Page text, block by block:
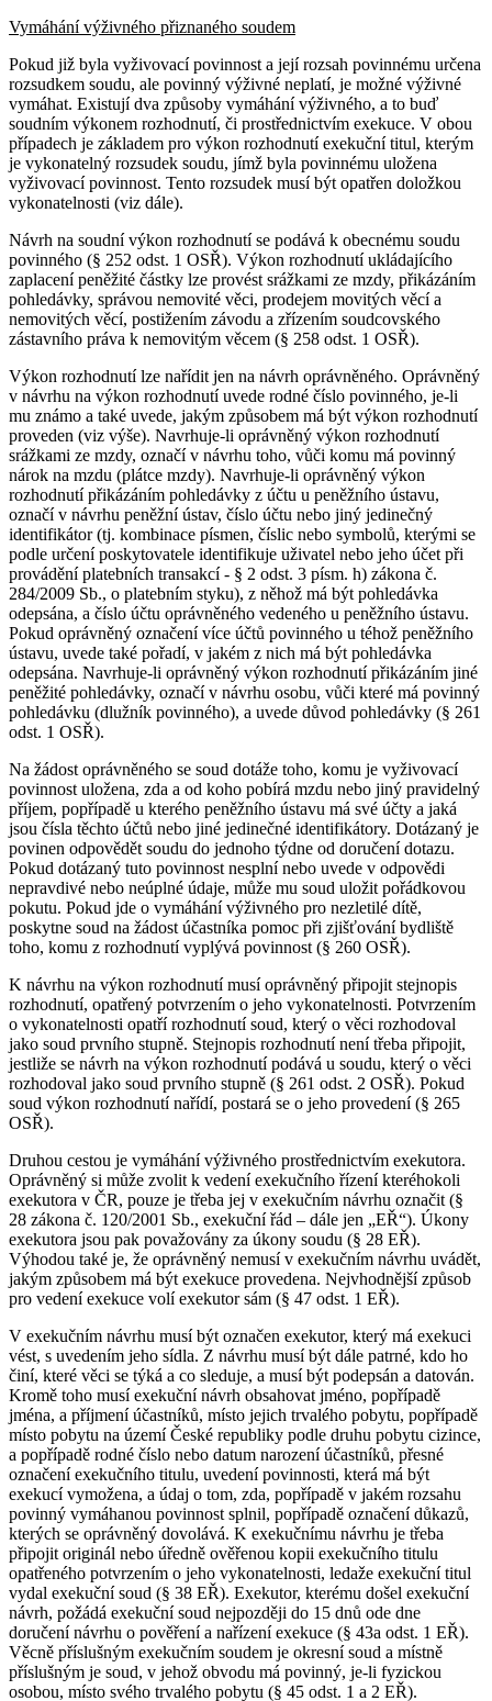
Vymáhání výživného přiznaného soudem
Pokud již byla vyživovací povinnost a její rozsah povinnému určena
rozsudkem soudu, ale povinný výživné neplatí, je možné výživné
vymáhat. Existují dva způsoby vymáhání výživného, a to buď
soudním výkonem rozhodnutí, či prostřednictvím exekuce. V obou
případech je základem pro výkon rozhodnutí exekuční titul, kterým
je vykonatelný rozsudek soudu, jímž byla povinnému uložena
vyživovací povinnost. Tento rozsudek musí být opatřen doložkou
vykonatelnosti (viz dále).
Návrh na soudní výkon rozhodnutí se podává k obecnému soudu
povinného (§ 252 odst. 1 OSŘ). Výkon rozhodnutí ukládajícího
zaplacení peněžité částky lze provést srážkami ze mzdy, přikázáním
pohledávky, správou nemovité věci, prodejem movitých věcí a
nemovitých věcí, postižením závodu a zřízením soudcovského
zástavního práva k nemovitým věcem (§ 258 odst. 1 OSŘ).
Výkon rozhodnutí lze nařídit jen na návrh oprávněného. Oprávněný
v návrhu na výkon rozhodnutí uvede rodné číslo povinného, je-li
mu známo a také uvede, jakým způsobem má být výkon rozhodnutí
proveden (viz výše). Navrhuje-li oprávněný výkon rozhodnutí
srážkami ze mzdy, označí v návrhu toho, vůči komu má povinný
nárok na mzdu (plátce mzdy). Navrhuje-li oprávněný výkon
rozhodnutí přikázáním pohledávky z účtu u peněžního ústavu,
označí v návrhu peněžní ústav, číslo účtu nebo jiný jedinečný
identifikátor (tj. kombinace písmen, číslic nebo symbolů, kterými se
podle určení poskytovatele identifikuje uživatel nebo jeho účet při
provádění platebních transakcí - § 2 odst. 3 písm. h) zákona č.
284/2009 Sb., o platebním styku), z něhož má být pohledávka
odepsána, a číslo účtu oprávněného vedeného u peněžního ústavu.
Pokud oprávněný označení více účtů povinného u téhož peněžního
ústavu, uvede také pořadí, v jakém z nich má být pohledávka
odepsána. Navrhuje-li oprávněný výkon rozhodnutí přikázáním jiné
peněžité pohledávky, označí v návrhu osobu, vůči které má povinný
pohledávku (dlužník povinného), a uvede důvod pohledávky (§ 261
odst. 1 OSŘ).
Na žádost oprávněného se soud dotáže toho, komu je vyživovací
povinnost uložena, zda a od koho pobírá mzdu nebo jiný pravidelný
příjem, popřípadě u kterého peněžního ústavu má své účty a jaká
jsou čísla těchto účtů nebo jiné jedinečné identifikátory. Dotázaný je
povinen odpovědět soudu do jednoho týdne od doručení dotazu.
Pokud dotázaný tuto povinnost nesplní nebo uvede v odpovědi
nepravdivé nebo neúplné údaje, může mu soud uložit pořádkovou
pokutu. Pokud jde o vymáhání výživného pro nezletilé dítě,
poskytne soud na žádost účastníka pomoc při zjišťování bydliště
toho, komu z rozhodnutí vyplývá povinnost (§ 260 OSŘ).
K návrhu na výkon rozhodnutí musí oprávněný připojit stejnopis
rozhodnutí, opatřený potvrzením o jeho vykonatelnosti. Potvrzením
o vykonatelnosti opatří rozhodnutí soud, který o věci rozhodoval
jako soud prvního stupně. Stejnopis rozhodnutí není třeba připojit,
jestliže se návrh na výkon rozhodnutí podává u soudu, který o věci
rozhodoval jako soud prvního stupně (§ 261 odst. 2 OSŘ). Pokud
soud výkon rozhodnutí nařídí, postará se o jeho provedení (§ 265
OSŘ).
Druhou cestou je vymáhání výživného prostřednictvím exekutora.
Oprávněný si může zvolit k vedení exekučního řízení kteréhokoli
exekutora v ČR, pouze je třeba jej v exekučním návrhu označit (§
28 zákona č. 120/2001 Sb., exekuční řád – dále jen „EŘ“). Úkony
exekutora jsou pak považovány za úkony soudu (§ 28 EŘ).
Výhodou také je, že oprávněný nemusí v exekučním návrhu uvádět,
jakým způsobem má být exekuce provedena. Nejvhodnější způsob
pro vedení exekuce volí exekutor sám (§ 47 odst. 1 EŘ).
V exekučním návrhu musí být označen exekutor, který má exekuci
vést, s uvedením jeho sídla. Z návrhu musí být dále patrné, kdo ho
činí, které věci se týká a co sleduje, a musí být podepsán a datován.
Kromě toho musí exekuční návrh obsahovat jméno, popřípadě
jména, a příjmení účastníků, místo jejich trvalého pobytu, popřípadě
místo pobytu na území České republiky podle druhu pobytu cizince,
a popřípadě rodné číslo nebo datum narození účastníků, přesné
označení exekučního titulu, uvedení povinnosti, která má být
exekucí vymožena, a údaj o tom, zda, popřípadě v jakém rozsahu
povinný vymáhanou povinnost splnil, popřípadě označení důkazů,
kterých se oprávněný dovolává. K exekučnímu návrhu je třeba
připojit originál nebo úředně ověřenou kopii exekučního titulu
opatřeného potvrzením o jeho vykonatelnosti, ledaže exekuční titul
vydal exekuční soud (§ 38 EŘ). Exekutor, kterému došel exekuční
návrh, požádá exekuční soud nejpozději do 15 dnů ode dne
doručení návrhu o pověření a nařízení exekuce (§ 43a odst. 1 EŘ).
Věcně příslušným exekučním soudem je okresní soud a místně
příslušným je soud, v jehož obvodu má povinný, je-li fyzickou
osobou, místo svého trvalého pobytu (§ 45 odst. 1 a 2 EŘ).